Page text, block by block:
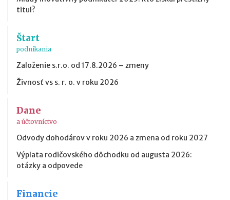
titul?
Štart
podnikania
Založenie s.r.o. od 17.8.2026 – zmeny
Živnosť vs s. r. o. v roku 2026
Dane
a účtovníctvo
Odvody dohodárov v roku 2026 a zmena od roku 2027
Výplata rodičovského dôchodku od augusta 2026:
otázky a odpovede
Financie